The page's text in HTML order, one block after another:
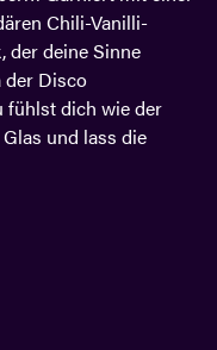
Chili-Vanilli-
der deine Sinne
Disco
fühlst dich wie der
und lass die